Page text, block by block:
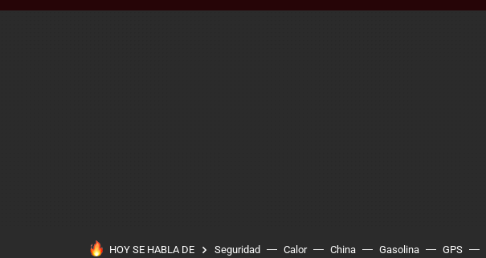
HOY SE HABLA DE Seguridad Calor China Gasolina GPS